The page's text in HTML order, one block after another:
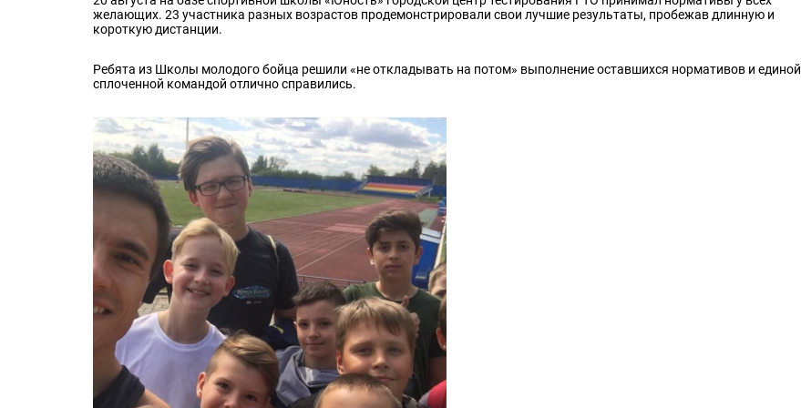
желающих. 23 участника разных возрастов продемонстрировали свои лучшие результаты, пробежав длинную и
короткую дистанции.
Ребята из Школы молодого бойца решили «не откладывать на потом» выполнение оставшихся нормативов и единой
сплоченной командой отлично справились.